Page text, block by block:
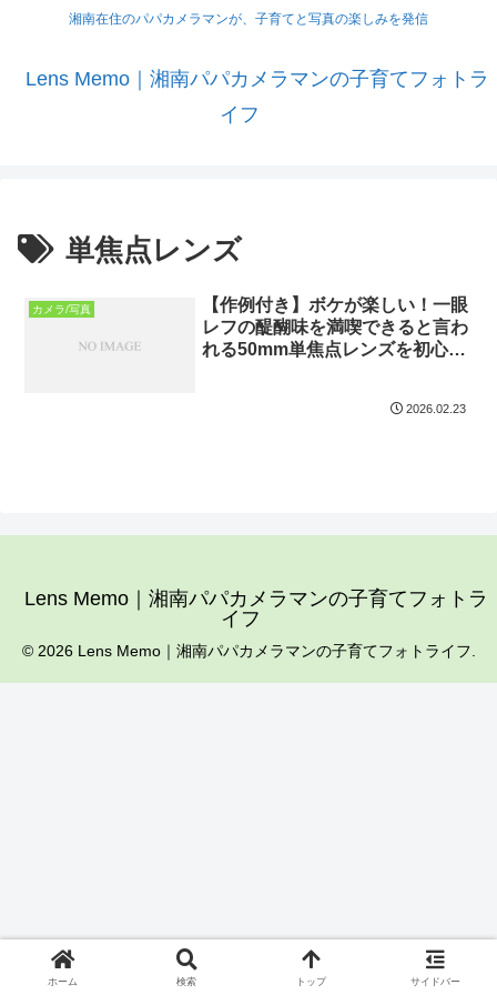
湘南在住のパパカメラマンが、子育てと写真の楽しみを発信
Lens Memo｜湘南パパカメラマンの子育てフォトラ
イフ
単焦点レンズ
カメラ/写真
【作例付き】ボケが楽しい！一眼
レフの醍醐味を満喫できると言わ
れる50mm単焦点レンズを初心者
2026.02.23
Lens Memo｜湘南パパカメラマンの子育てフォトラ
イフ
© 2026 Lens Memo｜湘南パパカメラマンの子育てフォトライフ.
ホーム 検索 トップ サイドバー